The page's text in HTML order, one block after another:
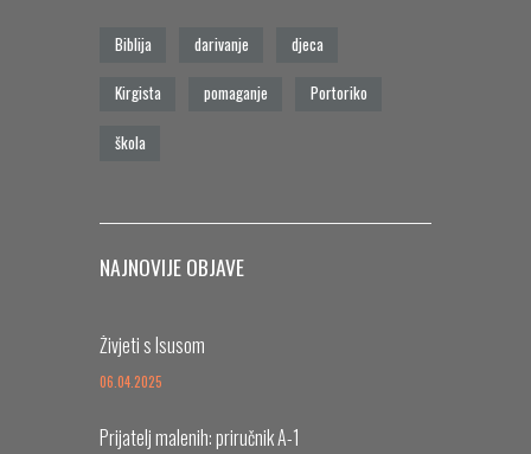
Biblija darivanje djeca
Kirgista pomaganje Portoriko
škola
NAJNOVIJE OBJAVE
Živjeti s Isusom
06.04.2025
Prijatelj malenih: priručnik A-1